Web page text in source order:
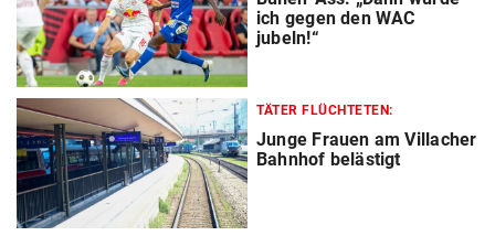
ich gegen den WAC
jubeln!“
TÄTER FLÜCHTETEN:
Junge Frauen am Villacher
Bahnhof belästigt